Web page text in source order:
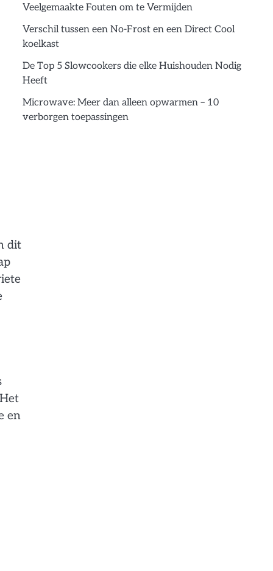
dit
en
Veelgemaakte Fouten om te Vermijden
Verschil tussen een No-Frost en een Direct Cool
koelkast
De Top 5 Slowcookers die elke Huishouden Nodig
Heeft
Microwave: Meer dan alleen opwarmen – 10
verborgen toepassingen